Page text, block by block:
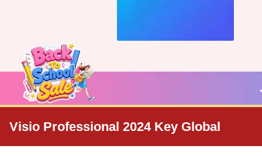
Visio Professional 2024 Key Global